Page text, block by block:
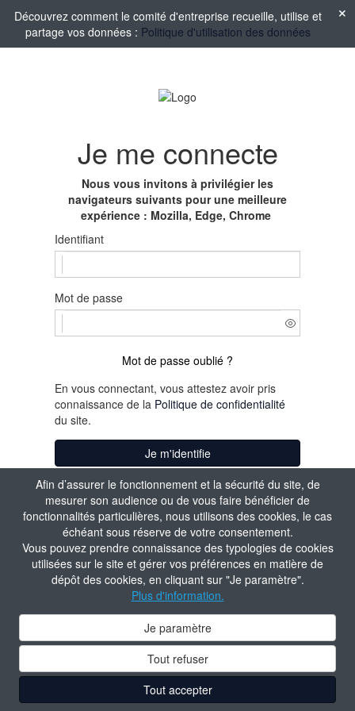
Afin d’assurer le fonctionnement et la sécurité du site, de
mesurer son audience ou de vous faire bénéficier de
fonctionnalités particulières, nous utilisons des cookies, le cas
échéant sous réserve de votre consentement.
Vous pouvez prendre connaissance des typologies de cookies
utilisées sur le site et gérer vos préférences en matière de
dépôt des cookies, en cliquant sur "Je paramètre".
Plus d'information.
Je paramètre
Tout refuser
Tout accepter
Découvrez comment le comité d'entreprise recueille, utilise et
partage vos données : Politique d'utilisation des données
Je me connecte
Nous vous invitons à privilégier les
navigateurs suivants pour une meilleure
expérience : Mozilla, Edge, Chrome
Identifiant
Mot de passe
Mot de passe oublié ?
En vous connectant, vous attestez avoir pris
connaissance de la Politique de confidentialité
du site.
Je m'identifie